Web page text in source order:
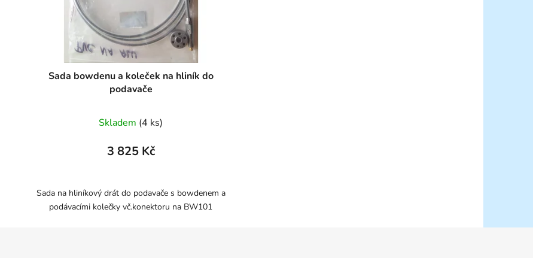
Sada bowdenu a koleček na hliník do
podavače
Skladem (4 ks)
3 825 Kč
Sada na hliníkový drát do podavače s bowdenem a
podávacími kolečky vč.konektoru na BW101